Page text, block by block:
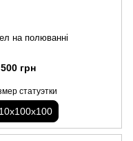
на полюванні
грн
статуэтки